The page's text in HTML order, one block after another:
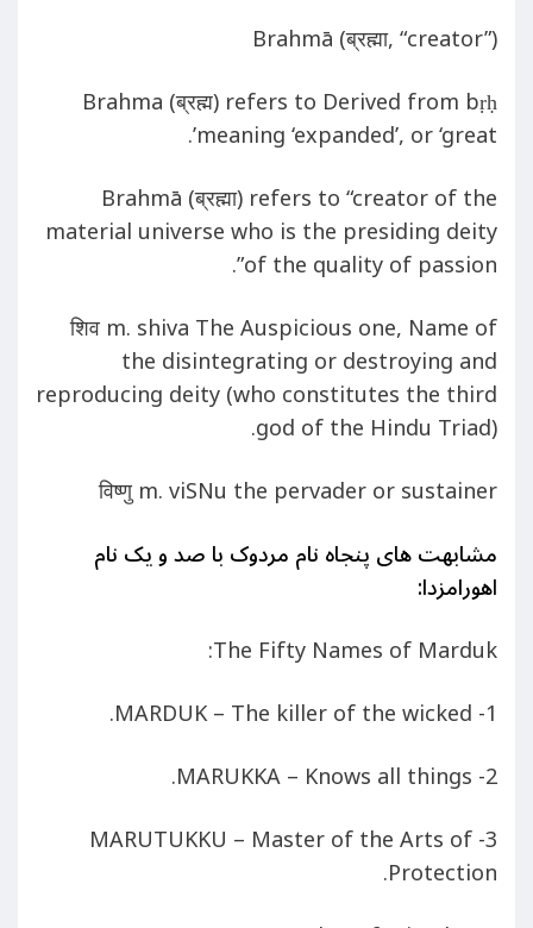
Brahmā (ब्रह्मा, “creator”)
Brahma (ब्रह्म) refers to Derived from bṛḥ
meaning ‘expanded’, or ‘great’.
Brahmā (ब्रह्मा) refers to “creator of the
material universe who is the presiding deity
of the quality of passion”.
शिव m. shiva The Auspicious one, Name of
the disintegrating or destroying and
reproducing deity (who constitutes the third
god of the Hindu Triad).
विष्णु m. viSNu the pervader or sustainer
مشابهت های پنجاه نام مردوک با صد و یک نام
اهورامزدا:
The Fifty Names of Marduk:
1- MARDUK – The killer of the wicked.
2- MARUKKA – Knows all things.
3- MARUTUKKU – Master of the Arts of
Protection.